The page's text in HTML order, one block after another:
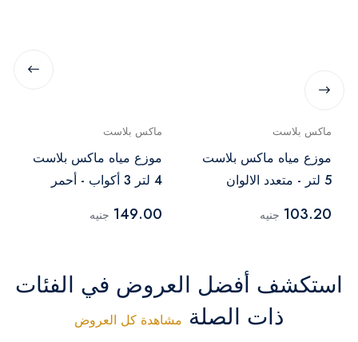
ماكس بلاست
موزع مياه ماكس بلاست
5 لتر - متعدد الالوان
103.20 جنيه
ماكس بلاست
موزع مياه ماكس بلاست
4 لتر 3 أكواب - أحمر
149.00 جنيه
استكشف أفضل العروض في الفئات
ذات الصلة مشاهدة كل العروض